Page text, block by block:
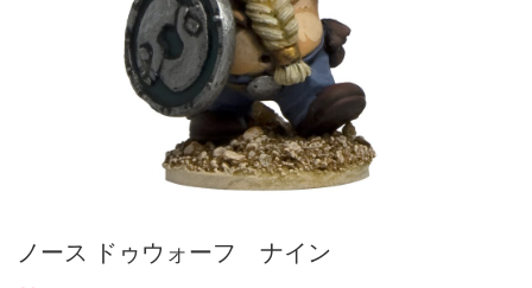
ノース ドゥウォーフ ナイン